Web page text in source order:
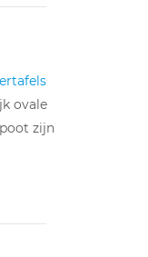
ovale
zijn